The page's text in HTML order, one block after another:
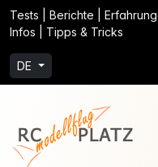
Tests | Berichte |
Infos | Tipps & Tricks
DE